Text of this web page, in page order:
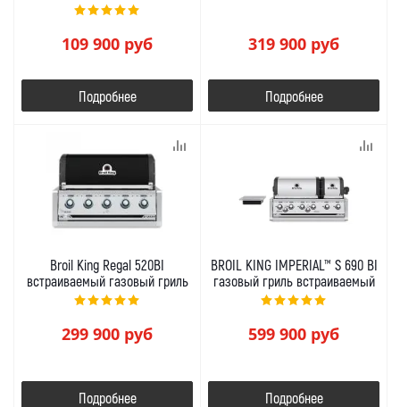
109 900 руб
Подробнее
319 900 руб
Подробнее
Broil King Regal 520BI
встраиваемый газовый гриль
299 900 руб
Подробнее
BROIL KING IMPERIAL™ S 690 BI
газовый гриль встраиваемый
599 900 руб
Подробнее